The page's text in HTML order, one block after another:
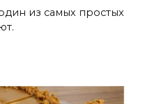
из самых простых